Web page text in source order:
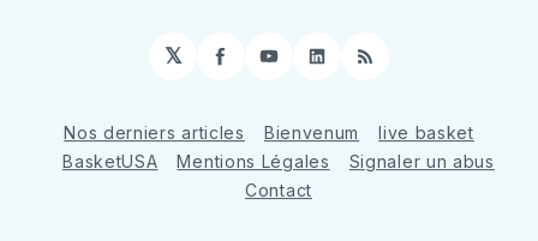
𝕏 Facebook
YouTube
LinkedIn
RSS
Nos derniers articles Bienvenum
live basket
BasketUSA
Mentions Légales
Signaler un abus
Contact